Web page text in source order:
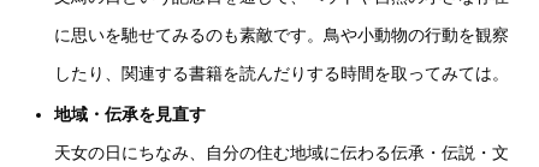
に思いを馳せてみるのも素敵です。鳥や小動物の行動を観察
したり、関連する書籍を読んだりする時間を取ってみては。
地域・伝承を見直す
天女の日にちなみ、自分の住む地域に伝わる伝承・伝説・文